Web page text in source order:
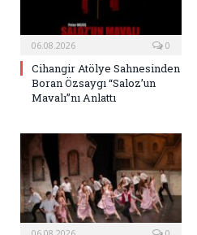
06.08.2026 0
Cihangir Atölye Sahnesinden
Boran Özsaygı “Saloz’un
Mavalı”nı Anlattı